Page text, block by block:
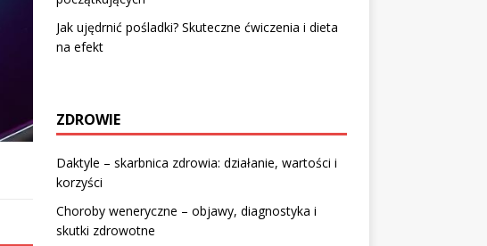
Jak ujędrnić pośladki? Skuteczne ćwiczenia i dieta
na efekt
ZDROWIE
Daktyle – skarbnica zdrowia: działanie, wartości i
korzyści
Choroby weneryczne – objawy, diagnostyka i
skutki zdrowotne